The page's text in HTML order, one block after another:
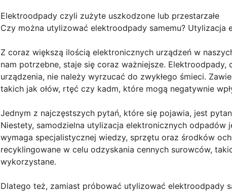
Elektroodpady czyli zużyte uszkodzone lub przestarzałe
Czy można utylizować elektroodpady samemu?
Z coraz większą ilością elektronicznych urządzeń w
nam potrzebne, staje się coraz ważniejsze.
urządzenia, nie należy wyrzucać do zwykłego śmieci.
takich jak ołów, rtęć czy kadm, które mogą negatywnie
Jednym z najczęstszych pytań, które się pojawia, jest
Niestety, samodzielna utylizacja elektronicznych odpadów
wymaga specjalistycznej wiedzy, sprzętu oraz środków
recyklingowane w celu odzyskania cennych surowców,
wykorzystane.
Dlatego też, zamiast próbować utylizować elektroodpady